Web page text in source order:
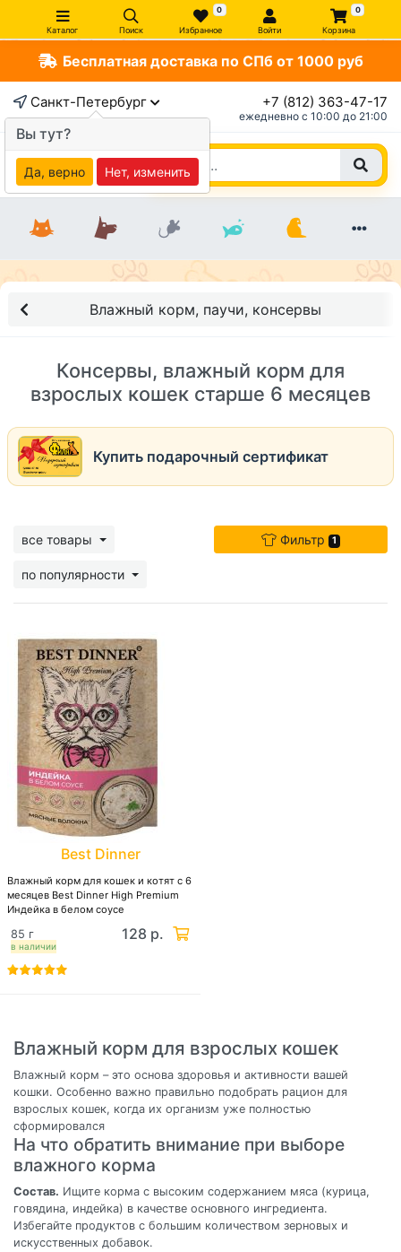
Каталог Поиск
0
Избранное Войти
0
Корзина
Бесплатная доставка по СПб от 1000 руб
Санкт-Петербург +7 (812) 363-47-17
ежедневно c 10:00 до 21:00
Влажный корм, паучи, консервы
Консервы, влажный корм для
взрослых кошек старше 6 месяцев
Купить подарочный сертификат
все товары
по популярности
Фильтр 1
Best Dinner
Влажный корм для кошек и котят с 6
месяцев Best Dinner High Premium
Индейка в белом соусе
в наличии
85 г 128 р.
Влажный корм для взрослых кошек
Влажный корм – это основа здоровья и активности вашей
кошки. Особенно важно правильно подобрать рацион для
взрослых кошек, когда их организм уже полностью
сформировался
На что обратить внимание при выборе
влажного корма
Состав. Ищите корма с высоким содержанием мяса (курица,
говядина, индейка) в качестве основного ингредиента.
Избегайте продуктов с большим количеством зерновых и
искусственных добавок.
Вы тут?
Да, верно Нет, изменить